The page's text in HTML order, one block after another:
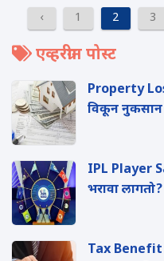
‹ 1 2 3
एव्हरग्रीन पोस्ट
Property
विकून नुकसान
IPL Player Salary
भरावा
Tax